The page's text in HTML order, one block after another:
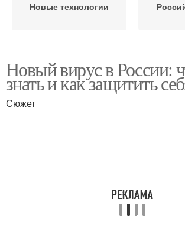
Новые технологии
Новый вирус в России:
знать и как защитить
Сюжет